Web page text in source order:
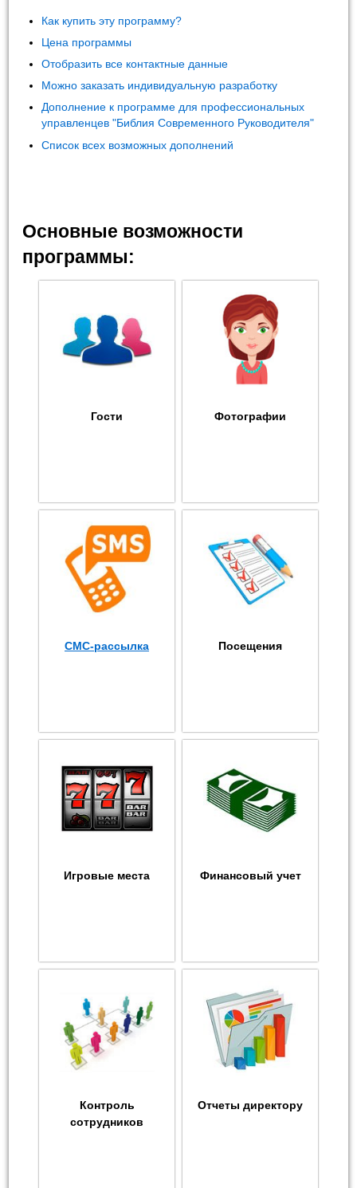
Как купить эту программу?
Цена программы
Отобразить все контактные данные
Можно заказать индивидуальную разработку
Дополнение к программе для профессиональных
управленцев "Библия Современного Руководителя"
Список всех возможных дополнений
Основные возможности
программы:
Гости Фотографии
СМС-рассылка Посещения
Игровые места Финансовый учет
Контроль
сотрудников
Отчеты директору